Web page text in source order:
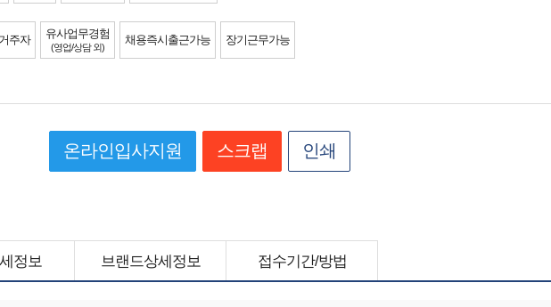
주자 유사업무경험
(영업/상담 외)
채용즉시출근가능 장기근무가능
온라인입사지원 스크랩 인쇄
정보 브랜드상세정보 접수기간/방법